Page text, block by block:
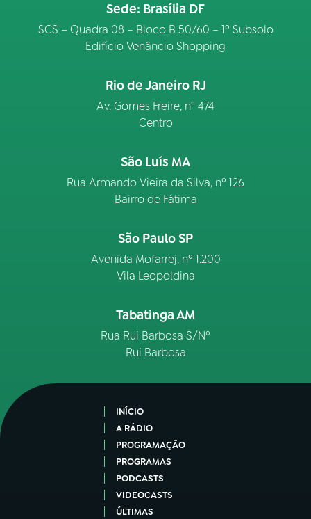
Sede: Brasília DF
SCS – Quadra 08 – Bloco B 50/60 – 1º Subsolo
Edifício Venâncio Shopping
Rio de Janeiro RJ
Av. Gomes Freire, n° 474
Centro
São Luís MA
Rua Armando Vieira da Silva, nº 126
Bairro de Fátima
São Paulo SP
Avenida Mofarrej, nº 1.200
Vila Leopoldina
Tabatinga AM
Rua Rui Barbosa S/Nº
Rui Barbosa
INÍCIO
A RÁDIO
PROGRAMAÇÃO
PROGRAMAS
PODCASTS
VIDEOCASTS
ÚLTIMAS